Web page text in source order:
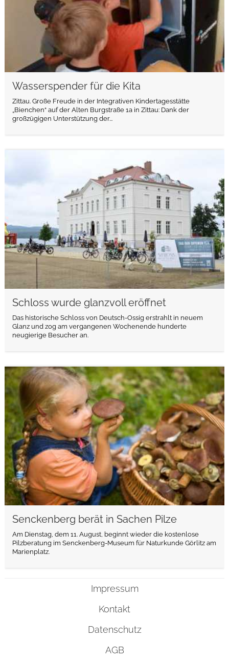
Wasserspender für die Kita
Zittau. Große Freude in der Integrativen Kindertagesstätte
„Bienchen“ auf der Alten Burgstraße 1a in Zittau: Dank der
großzügigen Unterstützung der...
Schloss wurde glanzvoll eröffnet
Das historische Schloss von Deutsch-Ossig erstrahlt in neuem
Glanz und zog am vergangenen Wochenende hunderte
neugierige Besucher an.
weiterlesen
Senckenberg berät in Sachen Pilze
Am Dienstag, dem 11. August, beginnt wieder die kostenlose
Pilzberatung im Senckenberg-Museum für Naturkunde Görlitz am
Marienplatz.
weiterlesen
Impressum
Kontakt
Datenschutz
AGB